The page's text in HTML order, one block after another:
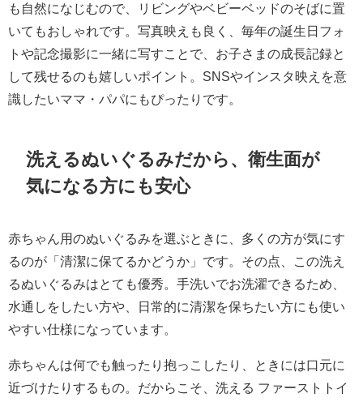
も自然になじむので、リビングやベビーベッドのそばに置
いてもおしゃれです。写真映えも良く、毎年の誕生日フォ
トや記念撮影に一緒に写すことで、お子さまの成長記録と
して残せるのも嬉しいポイント。SNSやインスタ映えを意
識したいママ・パパにもぴったりです。
洗えるぬいぐるみだから、衛生面が
気になる方にも安心
赤ちゃん用のぬいぐるみを選ぶときに、多くの方が気にす
るのが「清潔に保てるかどうか」です。その点、この洗え
るぬいぐるみはとても優秀。手洗いでお洗濯できるため、
水通しをしたい方や、日常的に清潔を保ちたい方にも使い
やすい仕様になっています。
赤ちゃんは何でも触ったり抱っこしたり、ときには口元に
近づけたりするもの。だからこそ、洗える ファーストトイ